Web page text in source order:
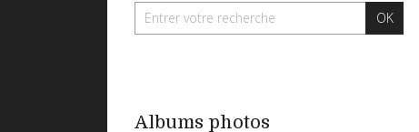
Albums photos